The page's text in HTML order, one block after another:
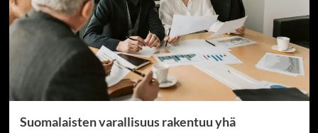
Suomalaisten varallisuus rakentuu yhä